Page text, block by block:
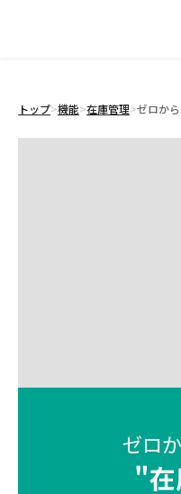
トップ>機能>在庫管理>ゼロか
ゼロ
"